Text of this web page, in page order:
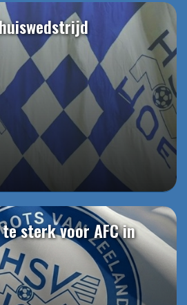
sterk voor AFC in